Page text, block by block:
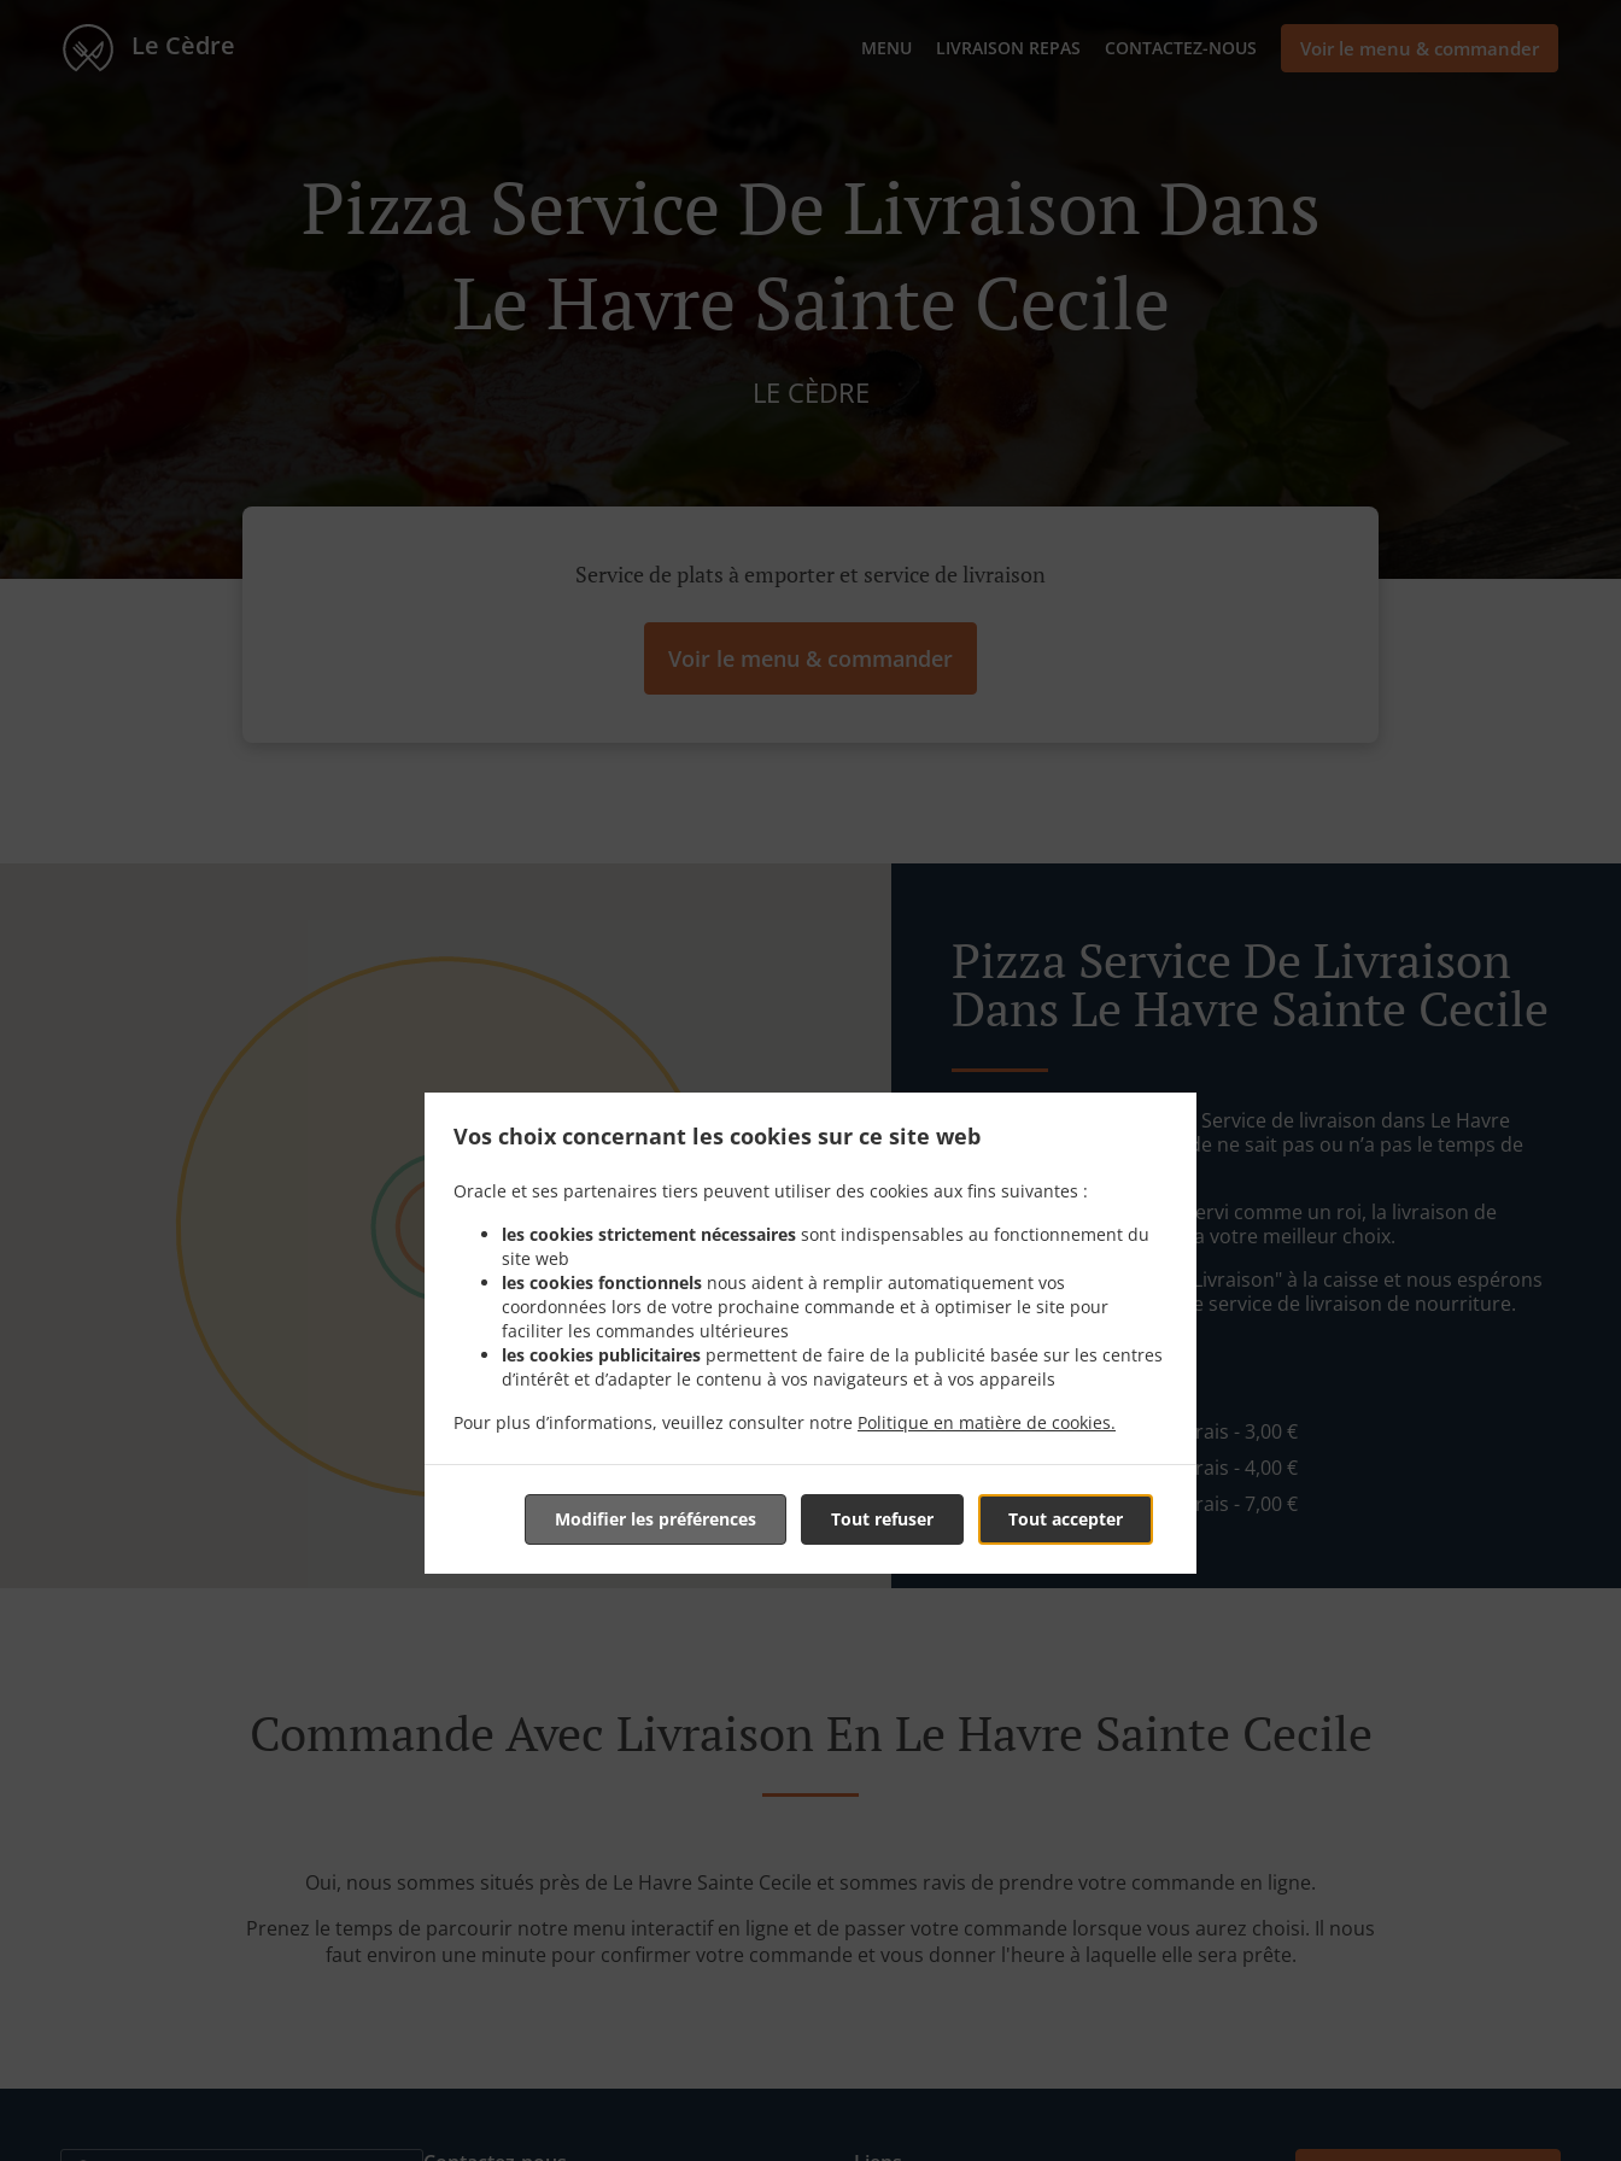
Vos choix concernant les cookies sur ce site web
Oracle et ses partenaires tiers peuvent utiliser des cookies aux fins suivantes :
les cookies strictement nécessaires sont indispensables au fonctionnement du
site web
les cookies fonctionnels nous aident à remplir automatiquement vos
coordonnées lors de votre prochaine commande et à optimiser le site pour
faciliter les commandes ultérieures
les cookies publicitaires permettent de faire de la publicité basée sur les centres
d’intérêt et d’adapter le contenu à vos navigateurs et à vos appareils
Pour plus d’informations, veuillez consulter notre Politique en matière de cookies.
Tout accepter
Tout refuser
Modifier les préférences
Le Cèdre MENU LIVRAISON REPAS CONTACTEZ-NOUS Voir le menu & commander
Pizza Service De Livraison Dans
Le Havre Sainte Cecile
LE CÈDRE
Service de plats à emporter et service de livraison
Voir le menu & commander
Pizza Service De Livraison
Dans Le Havre Sainte Cecile
Vous recherchez une Pizza Service de livraison dans Le Havre
Sainte Cecile? Tout le monde ne sait pas ou n’a pas le temps de
Lorsque vous voulez être servi comme un roi, la livraison de
nourriture de Le Cèdre sera votre meilleur choix.
Sélectionnez simplement "Livraison" à la caisse et nous espérons
que vous apprécierez notre service de livraison de nourriture.
Frais de livraison
Zone 1, Min. - 20,00 €, Frais - 3,00 €
Zone 2, Min. - 25,00 €, Frais - 4,00 €
Zone 3, Min. - 30,00 €, Frais - 7,00 €
Commande Avec Livraison En Le Havre Sainte Cecile
Oui, nous sommes situés près de Le Havre Sainte Cecile et sommes ravis de prendre votre commande en ligne.
Prenez le temps de parcourir notre menu interactif en ligne et de passer votre commande lorsque vous aurez choisi. Il nous
faut environ une minute pour confirmer votre commande et vous donner l'heure à laquelle elle sera prête.